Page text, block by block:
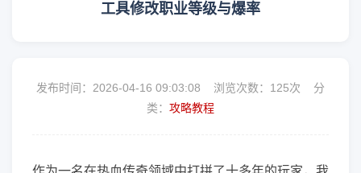
工具修改职业等级与爆率
发布时间：2026-04-16 09:03:08 浏览次数： 125次 分
类： 攻略教程